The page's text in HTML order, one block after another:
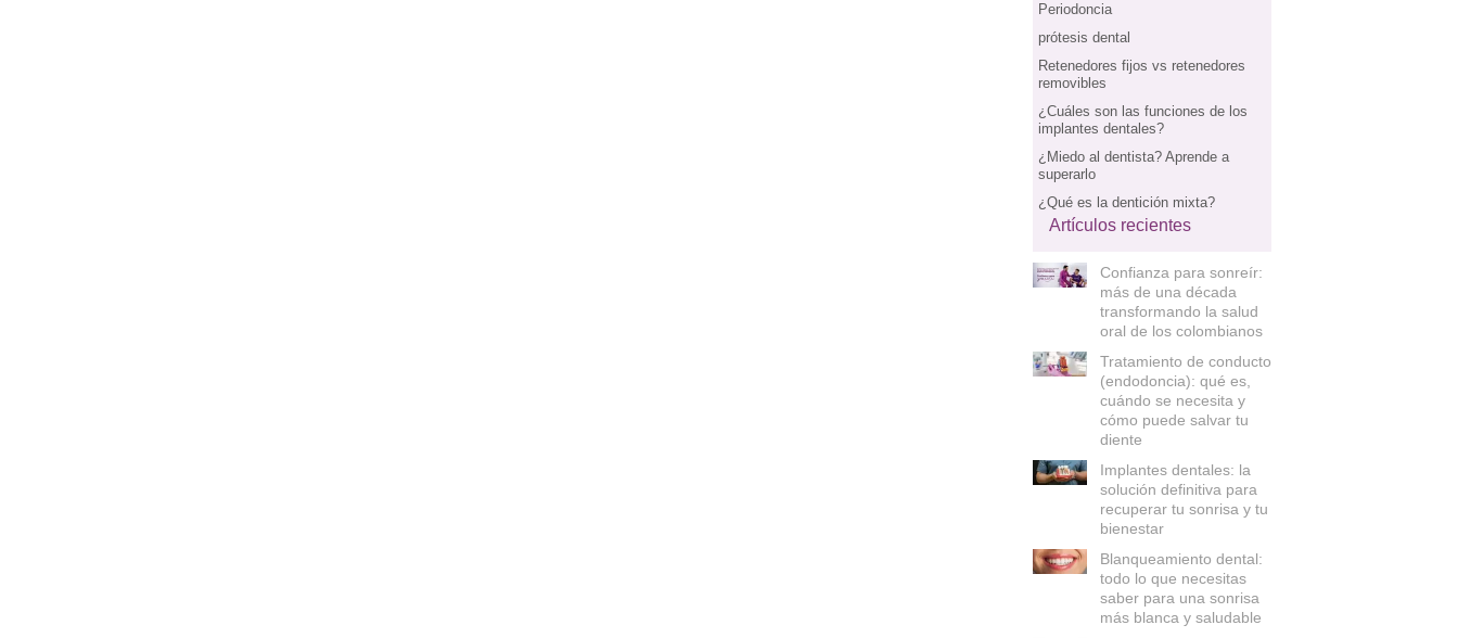
Periodoncia
prótesis dental
Retenedores fijos vs retenedores
removibles
¿Cuáles son las funciones de los
implantes dentales?
¿Miedo al dentista? Aprende a
superarlo
¿Qué es la dentición mixta?
Artículos recientes
Confianza para sonreír:
más de una década
transformando la salud
oral de los colombianos
Tratamiento de conducto
(endodoncia): qué es,
cuándo se necesita y
cómo puede salvar tu
diente
Implantes dentales: la
solución definitiva para
recuperar tu sonrisa y tu
bienestar
Blanqueamiento dental:
todo lo que necesitas
saber para una sonrisa
más blanca y saludable